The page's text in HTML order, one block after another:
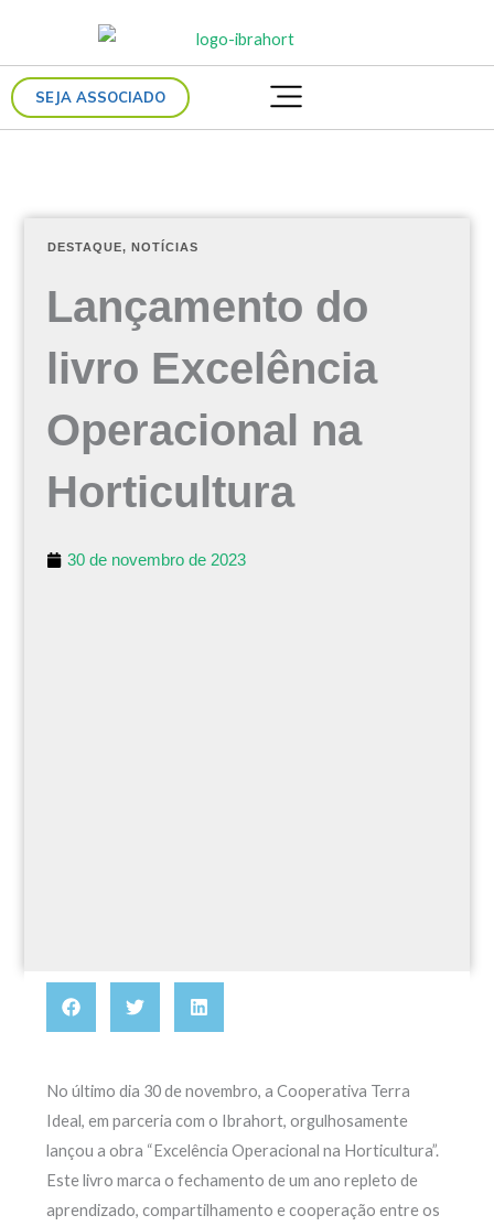
conteúdoSEJA ASSOCIADO
DESTAQUE,NOTÍCIAS
Lançamento do
livro Excelência
Operacional na
Horticultura
30 de novembro de 2023
No último dia 30 de novembro, a Cooperativa Terra
Ideal, em parceria com o Ibrahort, orgulhosamente
lançou a obra “Excelência Operacional na Horticultura”.
Este livro marca o fechamento de um ano repleto de
aprendizado, compartilhamento e cooperação entre os